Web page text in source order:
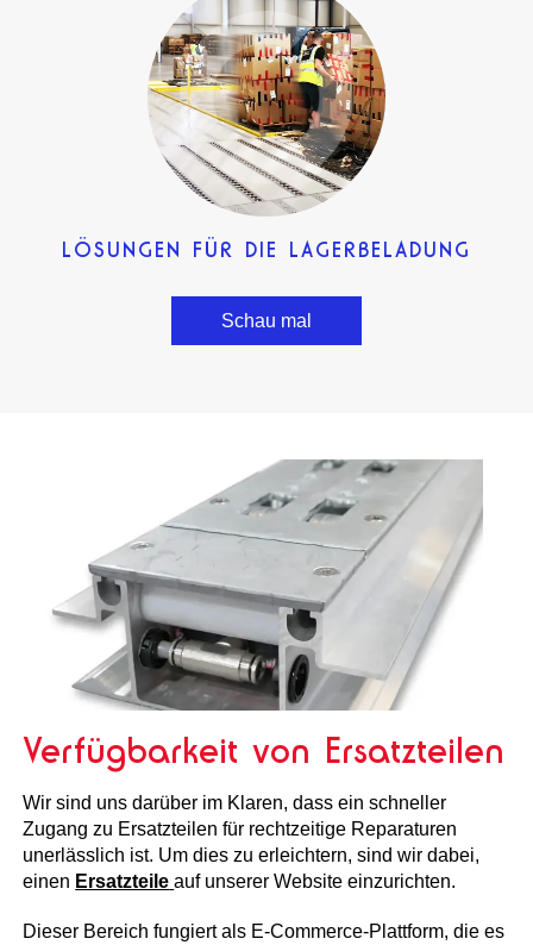
LÖSUNGEN FÜR DIE LAGERBELADUNG
Schau mal
Verfügbarkeit von Ersatzteilen
Wir sind uns darüber im Klaren, dass ein schneller
Zugang zu Ersatzteilen für rechtzeitige Reparaturen
unerlässlich ist. Um dies zu erleichtern, sind wir dabei,
einen Ersatzteile auf unserer Website einzurichten.
Dieser Bereich fungiert als E-Commerce-Plattform, die es